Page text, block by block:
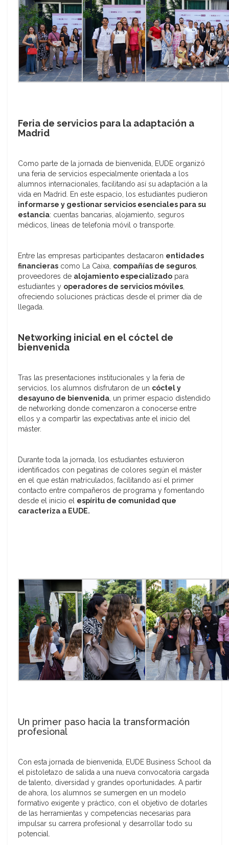
Feria de servicios para la adaptación a
Madrid
Como parte de la jornada de bienvenida, EUDE organizó
una feria de servicios especialmente orientada a los
alumnos internacionales, facilitando así su adaptación a la
vida en Madrid. En este espacio, los estudiantes pudieron
informarse y gestionar servicios esenciales para su
estancia: cuentas bancarias, alojamiento, seguros
médicos, líneas de telefonía móvil o transporte.
Entre las empresas participantes destacaron entidades
financieras como La Caixa, compañías de seguros
proveedores de alojamiento especializado para
estudiantes y operadores de servicios móviles
ofreciendo soluciones prácticas desde el primer día de
llegada.
Networking inicial en el cóctel de
bienvenida
Tras las presentaciones institucionales y la feria de
servicios, los alumnos disfrutaron de un cóctel y
desayuno de bienvenida , un primer espacio distendido
de networking donde comenzaron a conocerse entre
ellos y a compartir las expectativas ante el inicio del
máster.
Durante toda la jornada, los estudiantes estuvieron
identificados con pegatinas de colores según el máster
en el que están matriculados, facilitando así el primer
contacto entre compañeros de programa y fomentando
desde el inicio el espíritu de comunidad que
caracteriza a EUDE.
Un primer paso hacia la transformación
profesional
Con esta jornada de bienvenida, EUDE Business School da
el pistoletazo de salida a una nueva convocatoria cargada
de talento, diversidad y grandes oportunidades. A partir
de ahora, los alumnos se sumergen en un modelo
formativo exigente y práctico, con el objetivo de dotarles
de las herramientas y competencias necesarias para
impulsar su carrera profesional y desarrollar todo su
potencial.